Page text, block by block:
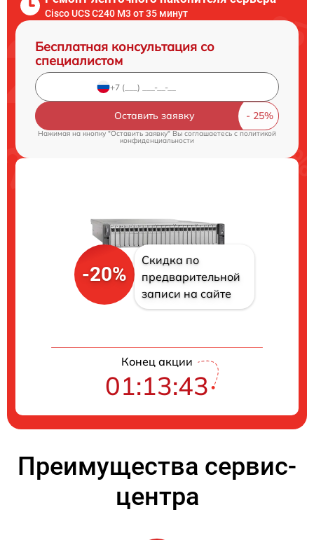
Cisco UCS C240 M3 от 35 минут
Бесплатная консультация со
специалистом
Оставить заявку
Нажимая на кнопку "Оставить заявку" Вы соглашаетесь cполитикой
конфиденциальности
-20%
Скидка по
предварительной
записи на сайте
Конец акции
01:13:42
Преимущества сервис-
центра